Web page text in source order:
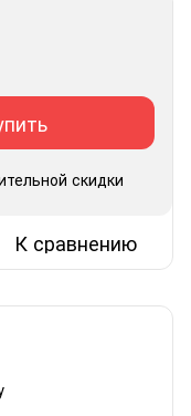
скидки
К сравнению